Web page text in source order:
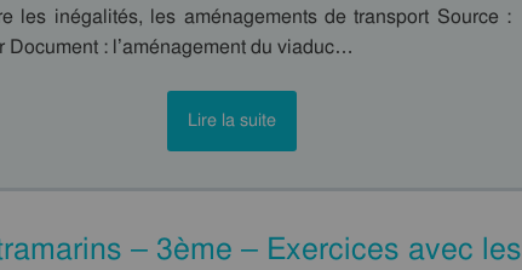
les inégalités, les aménagements de transport Source :
Document : l’aménagement du viaduc…
Lire la suite
– 3ème – Exercices avec les